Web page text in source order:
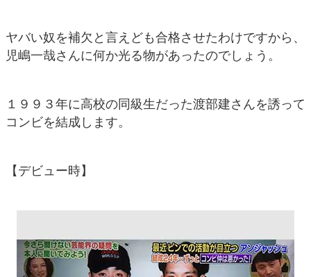
ヤバい奴を補欠と言えども合格させたわけですから、
児嶋一哉さんに何か光る物があったのでしょう。
１９９３年に高校の同級生だった渡部建さんを誘って
コンビを結成します。
【デビュー時】